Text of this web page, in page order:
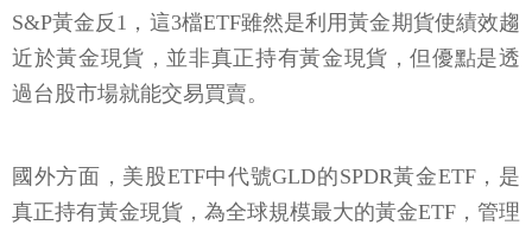
S&P黃金反1，這3檔ETF雖然是利用黃金期貨使績效趨
近於黃金現貨，並非真正持有黃金現貨，但優點是透
過台股市場就能交易買賣。
國外方面，美股ETF中代號GLD的SPDR黃金ETF，是
真正持有黃金現貨，為全球規模最大的黃金ETF，管理